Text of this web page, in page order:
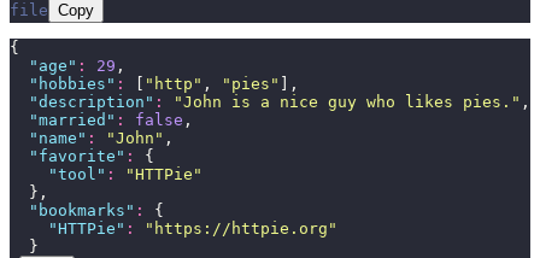
file Copy
{
  "
age " : 29 ,
  "
hobbies " : " http " , " pies "
],
  "
description " : "John is a nice guy who likes pies. " ,
  "
married " : false ,
  "
name " : "John " ,
  "
favorite " :
{
    "
tool " : "HTTPie "
  },
  "
bookmarks " :
{
    "
HTTPie " : " https://httpie.org "
  }